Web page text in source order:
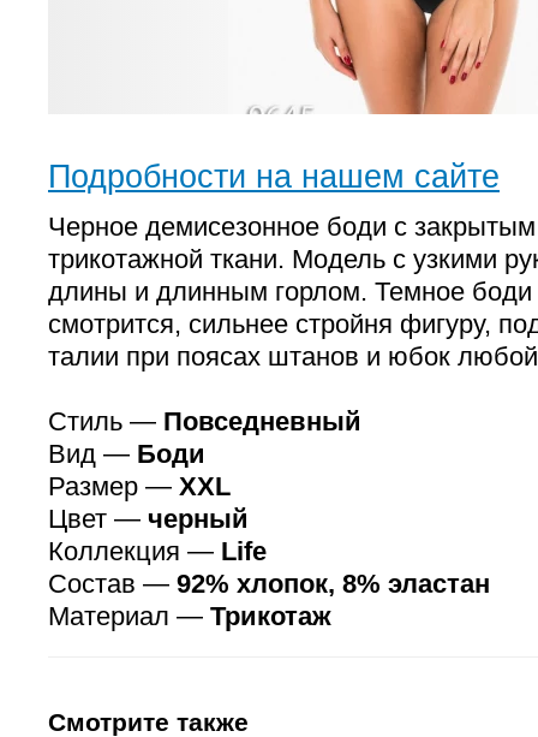
Подробности на нашем сайте
Черное демисезонное боди с
трикотажной ткани. Модель с узкими
длины и длинным горлом. Темное
смотрится, сильнее стройня фигуру,
талии при поясах штанов и юбок
Стиль — Повседневный
Вид — Боди
Размер — XXL
Цвет — черный
Коллекция — Life
Состав — 92% хлопок, 8% эластан
Материал — Трикотаж
Смотрите также